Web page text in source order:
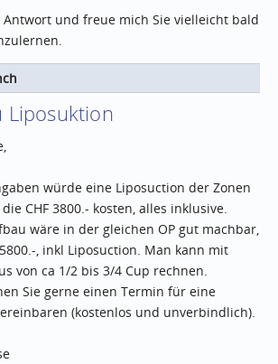
und freue mich Sie vielleicht bald
Liposuktion
würde eine Liposuction der Zonen
CHF 3800.- kosten, alles inklusive.
wäre in der gleichen OP gut machbar,
, inkl Liposuction. Man kann mit
von ca 1/2 bis 3/4 Cup rechnen.
Sie gerne einen Termin für eine
(kostenlos und unverbindlich).